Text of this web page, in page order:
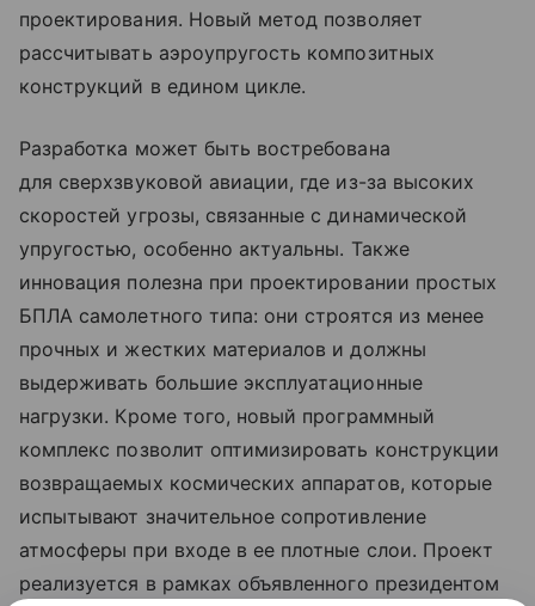
проектирования. Новый метод позволяет
рассчитывать аэроупругость композитных
конструкций в едином цикле.
Разработка может быть востребована
для сверхзвуковой авиации, где из-за высоких
скоростей угрозы, связанные с динамической
упругостью, особенно актуальны. Также
инновация полезна при проектировании простых
БПЛА самолетного типа: они строятся из менее
прочных и жестких материалов и должны
выдерживать большие эксплуатационные
нагрузки. Кроме того, новый программный
комплекс позволит оптимизировать конструкции
возвращаемых космических аппаратов, которые
испытывают значительное сопротивление
атмосферы при входе в ее плотные слои. Проект
реализуется в рамках объявленного президентом